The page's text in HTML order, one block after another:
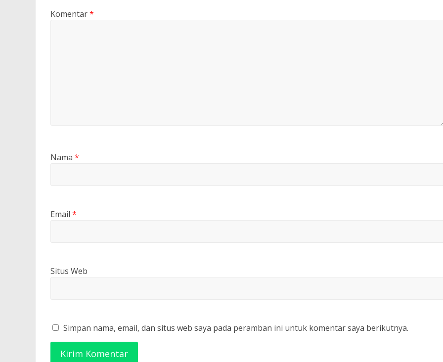
Komentar*
Nama *
Email *
Situs Web
Simpan nama, email, dan situs web saya pada peramban ini untuk komentar saya berikutnya.